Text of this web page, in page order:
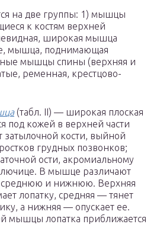
на две группы: 1) мышцы
к костям верхней
широкая мышца
мышца, поднимающая
мышцы спины (верхняя и
ременная, крестцово-
(табл. II) — широкая плоская
под кожей в верхней части
затылочной кости, выйной
грудных позвонков;
ости, акромиальному
В мышце различают
среднюю и нижнюю. Верхняя
лопатку, средняя — тянет
а нижняя — опускает ее.
мышцы лопатка приближается